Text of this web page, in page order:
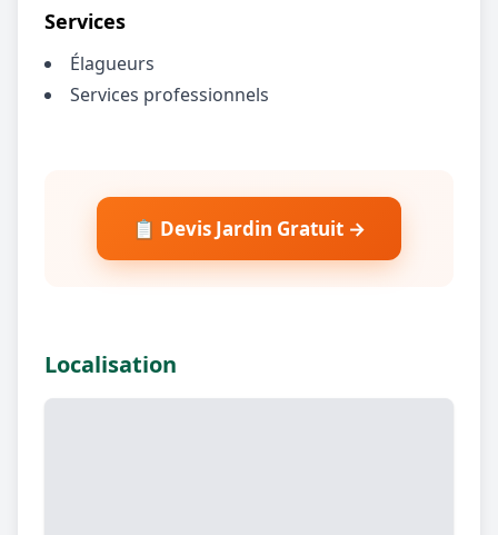
Services
Élagueurs
Services professionnels
📋 Devis Jardin Gratuit →
Localisation